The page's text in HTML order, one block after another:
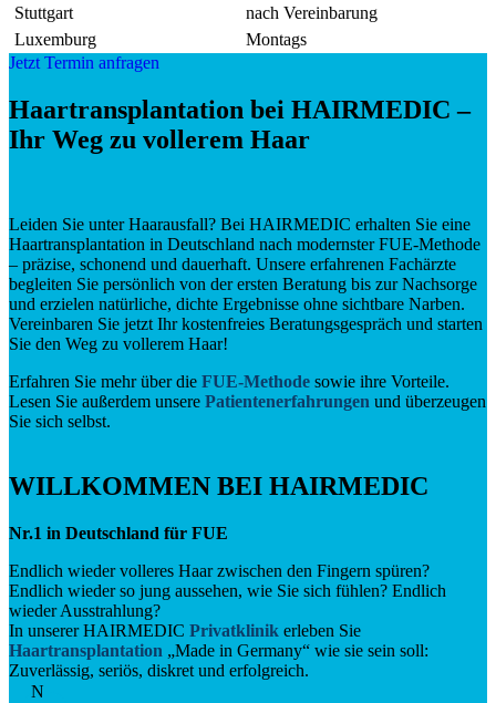
Stuttgart
nach Vereinbarung
Luxemburg
Montags
Jetzt Termin anfragen
Haartransplantation bei HAIRMEDIC –
Ihr Weg zu vollerem Haar
Leiden Sie unter Haarausfall? Bei HAIRMEDIC erhalten Sie eine
Haartransplantation in Deutschland nach modernster FUE-Methode
– präzise, schonend und dauerhaft. Unsere erfahrenen Fachärzte
begleiten Sie persönlich von der ersten Beratung bis zur Nachsorge
und erzielen natürliche, dichte Ergebnisse ohne sichtbare Narben.
Vereinbaren Sie jetzt Ihr kostenfreies Beratungsgespräch und starten
Sie den Weg zu vollerem Haar!
Erfahren Sie mehr über die FUE-Methode sowie ihre Vorteile.
Lesen Sie außerdem unsere Patientenerfahrungen und überzeugen
Sie sich selbst.
WILLKOMMEN BEI HAIRMEDIC
Nr.1 in Deutschland für FUE
Endlich wieder volleres Haar zwischen den Fingern spüren?
Endlich wieder so jung aussehen, wie Sie sich fühlen? Endlich
wieder Ausstrahlung?
In unserer HAIRMEDIC Privatklinik erleben Sie
Haartransplantation „Made in Germany“ wie sie sein soll:
Zuverlässig, seriös, diskret und erfolgreich.
N